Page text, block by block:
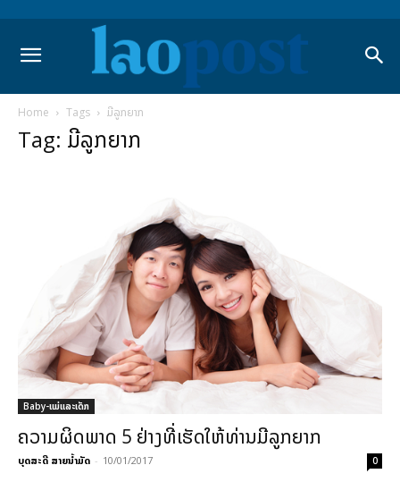
Home Tags ມີລູກຍາກ
Tag: ມີລູກຍາກ
Baby-ແມ່ແລະເດັກ
ຄວາມຜິດພາດ 5 ຢ່າງທີ່ເຮັດໃຫ້ທ່ານມີລູກຍາກ
ບຸດສະດີ ສາຍນ້ຳມັດ - 10/01/2017 0